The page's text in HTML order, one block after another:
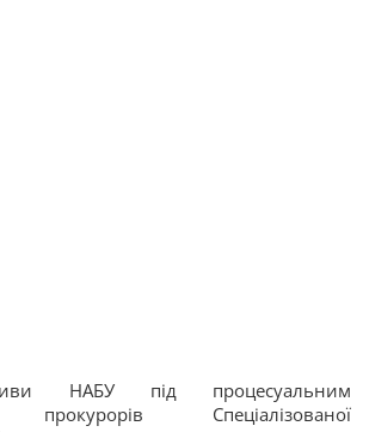
НАБУ під процесуальним
прокурорів Спеціалізованої